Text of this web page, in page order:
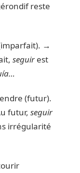
reste
→
seguirest
(futur).
futur, seguir
irrégularité